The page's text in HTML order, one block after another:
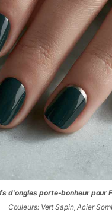
d'ongles porte-bonheur pour
Couleurs: Vert Sapin, Acier